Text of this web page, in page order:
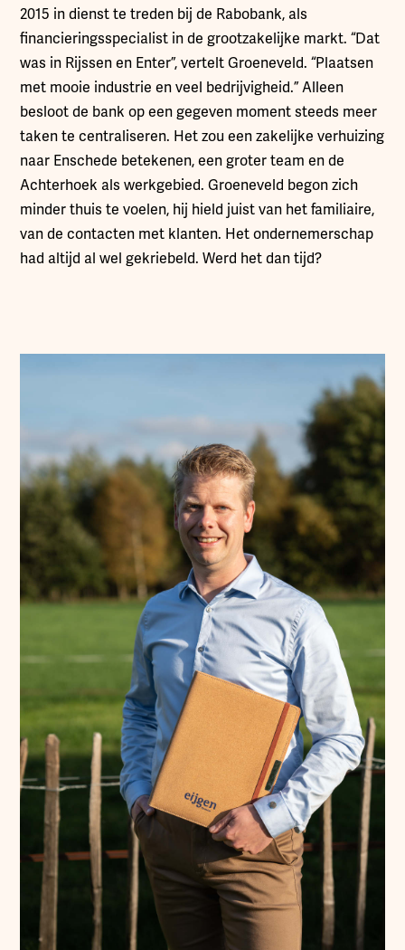
2015 in dienst te treden bij de Rabobank, als
financieringsspecialist in de grootzakelijke markt. “Dat
was in Rijssen en Enter”, vertelt Groeneveld. “Plaatsen
met mooie industrie en veel bedrijvigheid.” Alleen
besloot de bank op een gegeven moment steeds meer
taken te centraliseren. Het zou een zakelijke verhuizing
naar Enschede betekenen, een groter team en de
Achterhoek als werkgebied. Groeneveld begon zich
minder thuis te voelen, hij hield juist van het familiaire,
van de contacten met klanten. Het ondernemerschap
had altijd al wel gekriebeld. Werd het dan tijd?